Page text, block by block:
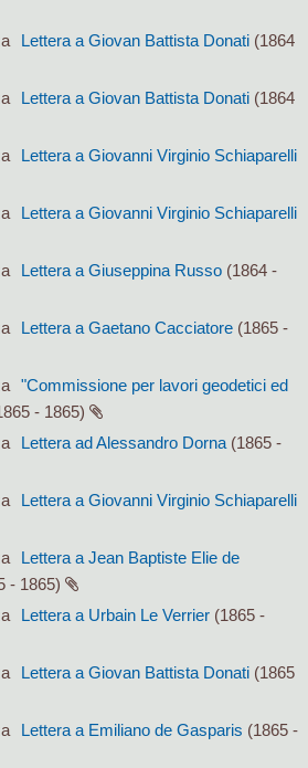
Lettera a Giovan Battista Donati (1864
Lettera a Giovan Battista Donati (1864
Lettera a Giovanni Virginio Schiaparelli
Lettera a Giovanni Virginio Schiaparelli
Lettera a Giuseppina Russo (1864 -
Lettera a Gaetano Cacciatore (1865 -
"Commissione per lavori geodetici ed
- 1865)
Lettera ad Alessandro Dorna (1865 -
Lettera a Giovanni Virginio Schiaparelli
Lettera a Jean Baptiste Elie de
- 1865)
Lettera a Urbain Le Verrier (1865 -
Lettera a Giovan Battista Donati (1865
Lettera a Emiliano de Gasparis (1865 -